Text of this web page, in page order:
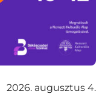
2026. augusztus 4.